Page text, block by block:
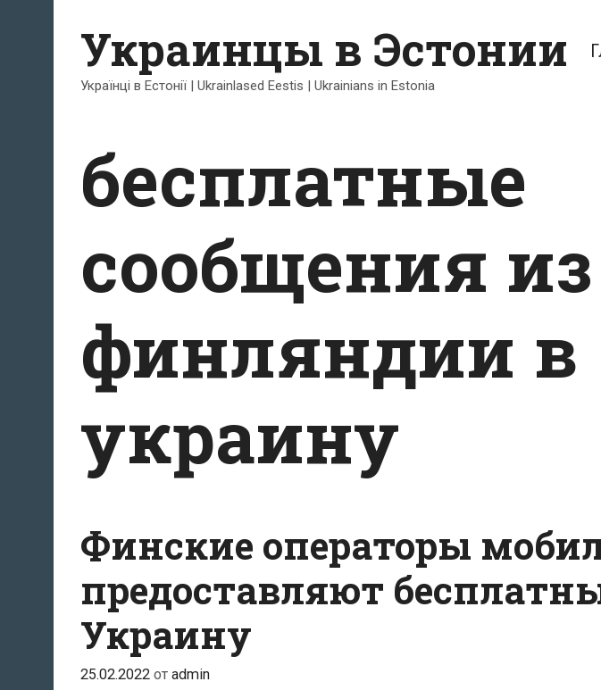
содержимому
Украинцы в Эстонии
Українці в Естонії | Ukrainlased Eestis | Ukrainians in Estonia
бесплатные
сообщения из
финляндии в
украину
Финские операторы
предоставляют
Украину
25.02.2022 от admin